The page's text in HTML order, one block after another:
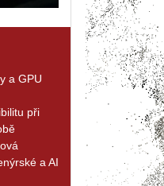
a GPU
při
a AI